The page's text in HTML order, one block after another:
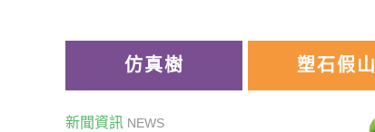
仿真樹 塑石假山
新聞資訊 NEWS